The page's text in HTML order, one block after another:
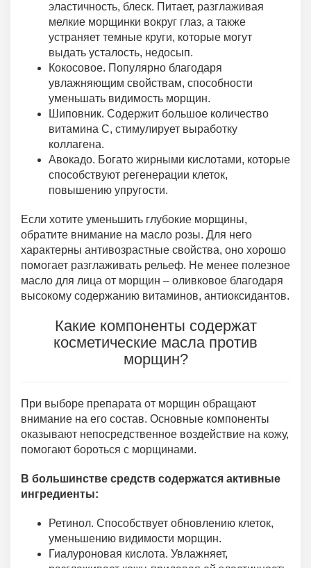
эластичность, блеск. Питает, разглаживая
мелкие морщинки вокруг глаз, а также
устраняет темные круги, которые могут
выдать усталость, недосып.
Кокосовое. Популярно благодаря
увлажняющим свойствам, способности
уменьшать видимость морщин.
Шиповник. Содержит большое количество
витамина С, стимулирует выработку
коллагена.
Авокадо. Богато жирными кислотами, которые
способствуют регенерации клеток,
повышению упругости.
Если хотите уменьшить глубокие морщины,
обратите внимание на масло розы. Для него
характерны антивозрастные свойства, оно хорошо
помогает разглаживать рельеф. Не менее полезное
масло для лица от морщин – оливковое благодаря
высокому содержанию витаминов, антиоксидантов.
Какие компоненты содержат
косметические масла против
морщин?
При выборе препарата от морщин обращают
внимание на его состав. Основные компоненты
оказывают непосредственное воздействие на кожу,
помогают бороться с морщинами.
В большинстве средств содержатся активные
ингредиенты:
Ретинол. Способствует обновлению клеток,
уменьшению видимости морщин.
Гиалуроновая кислота. Увлажняет,